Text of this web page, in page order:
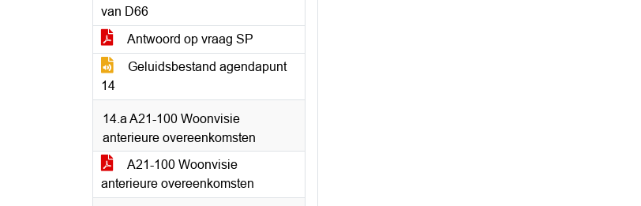
van D66
Antwoord op vraag SP
Geluidsbestand agendapunt
14
14.a A21-100 Woonvisie
anterieure overeenkomsten
A21-100 Woonvisie
anterieure overeenkomsten